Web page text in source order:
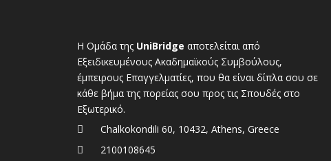
Η Ομάδα της UniBridge αποτελείται από
Εξειδικευμένους Ακαδημαϊκούς Συμβούλους,
έμπειρους Επαγγελματίες, που θα είναι δίπλα σου σε
κάθε βήμα της πορείας σου προς τις Σπουδές στο
Εξωτερικό.
Chalkokondili 60, 10432, Athens, Greece
2100108645